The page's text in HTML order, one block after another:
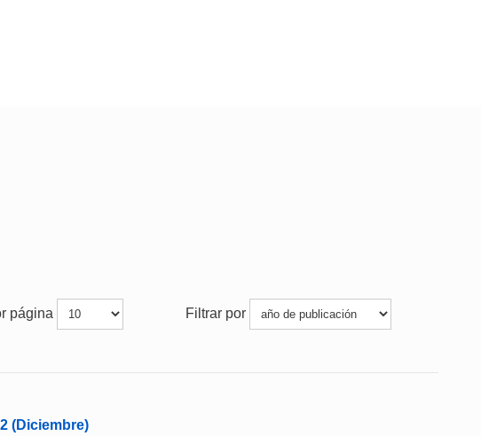
página Filtrar por
(Diciembre)